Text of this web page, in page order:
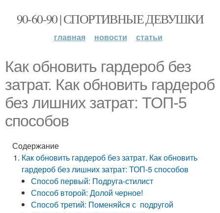
90-60-90 | СПОРТИВНЫЕ ДЕВУШКИ
главная новости статьи
Как обновить гардероб без
затрат. Как обновить гардероб
без лишних затрат: ТОП-5
способов
Содержание
Как обновить гардероб без затрат. Как обновить
гардероб без лишних затрат: ТОП-5 способов
Способ первый: Подруга-стилист
Способ второй: Долой черное!
Способ третий: Поменяйся с подругой